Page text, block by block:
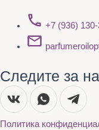
+7 (936)
Следите за
Политика